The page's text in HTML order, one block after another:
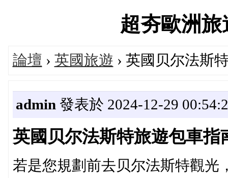
超夯歐洲
論壇 › 英國旅遊 › 英國贝尔法斯
admin 發表於 2024-12-29
英國贝尔法斯特旅遊包車指
若是您規劃前去贝尔法斯特觀光